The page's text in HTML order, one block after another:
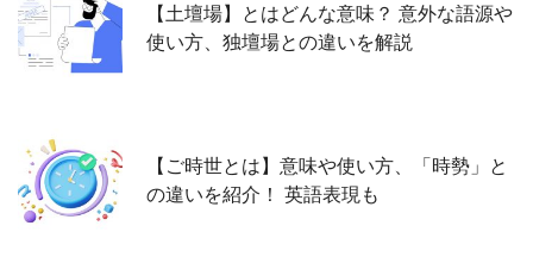
【土壇場】とはどんな意味？ 意外な語源や
使い方、独壇場との違いを解説
【ご時世とは】意味や使い方、「時勢」と
の違いを紹介！ 英語表現も